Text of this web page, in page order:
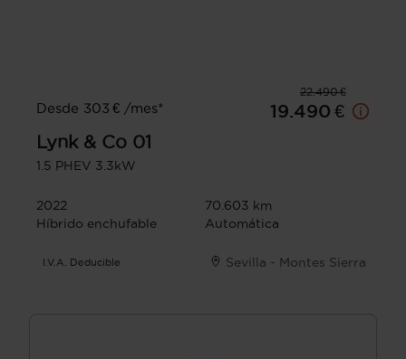
22.490 €
Desde 303 € /mes*
19.490 €
Lynk & Co 01
1.5 PHEV 3.3kW
2022
70.603 km
Híbrido enchufable
Automática
I.V.A. Deducible Sevilla - Montes Sierra